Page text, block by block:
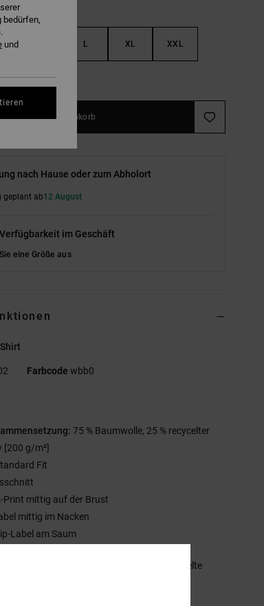
L XL XXL
ansehen
In den Warenkorb
nach Hause oder zum Abholort
geplant ab12 August
im Geschäft
eine Größe aus
Farbcode wbb0
75 % Baumwolle, 25 % recycelter
[200 g/m²]
Fit
Print mittig auf der Brust
mittig im Nacken
Label am Saum
[Hauptstoff] 75 % Baumwolle, 25 % recycelte
bedürfen,
und